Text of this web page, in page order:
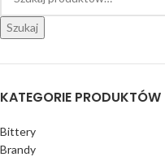
Szukaj
KATEGORIE PRODUKTÓW
Bittery
Brandy